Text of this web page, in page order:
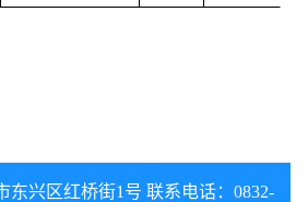
东兴区红桥街1号 联系电话：0832-